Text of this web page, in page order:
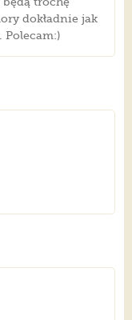
dokładnie jak
Polecam:)